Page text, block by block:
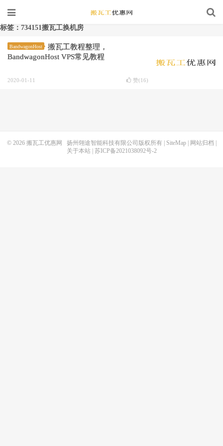
标签：734151搬瓦工换机房
BandwagonHost
搬瓦工教程整理，
BandwagonHost VPS常见教程
2020-01-11 赞(16)
© 2026 搬瓦工优惠网 扬州翎途智能科技有限公司版权所有 | SiteMap| 网站归档
关于本站| 苏ICP备2021038092号-2